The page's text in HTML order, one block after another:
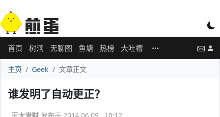
首页 树洞 无聊图 鱼塘 热榜 大吐槽
主页 Geek 文章正文
谁发明了自动更正？